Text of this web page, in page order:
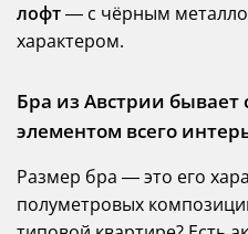
лофт— с чёрным
характером.
Бра из Австрии
элементом всего
Размер бра — это его
полуметровых